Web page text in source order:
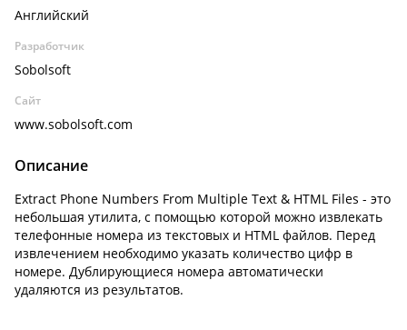
Английский
Разработчик
Sobolsoft
Сайт
www.sobolsoft.com
Описание
Extract Phone Numbers From Multiple Text & HTML Files - это
небольшая утилита, с помощью которой можно извлекать
телефонные номера из текстовых и HTML файлов. Перед
извлечением необходимо указать количество цифр в
номере. Дублирующиеся номера автоматически
удаляются из результатов.